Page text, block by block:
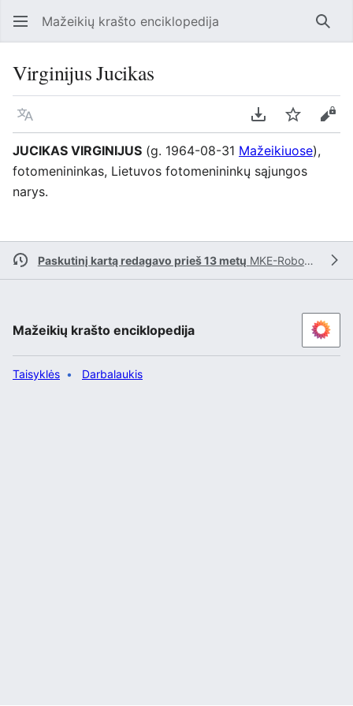
Mažeikių krašto enciklopedija
Virginijus Jucikas
Kalba Parsisiųsti kaip
Stebėti
JUCIKAS VIRGINIJUS (g. 1964-08-31 Mažeikiuose),
fotomenininkas, Lietuvos fotomenininkų sąjungos
narys.
Paskutinį kartą redagavo prieš 13 metų MKE-Robotas
Mažeikių krašto enciklopedija
Taisyklės Darbalaukis